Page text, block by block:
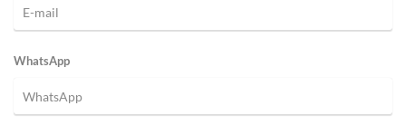
WhatsApp